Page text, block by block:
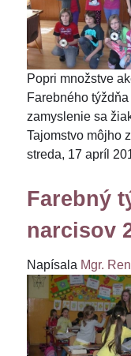
Popri množstve
Farebného
zamyslenie sa
Tajomstvo môjho
streda, 17 apríl
Farebný
narcisov
Napísala Mgr.